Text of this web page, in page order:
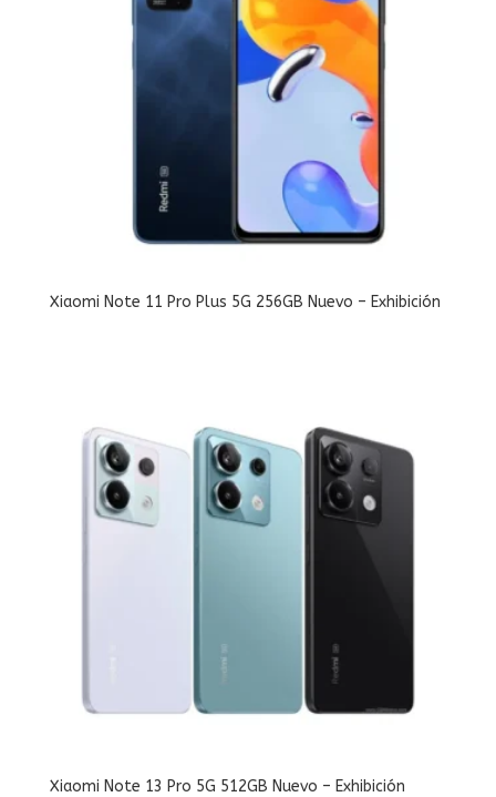
Xiaomi Note 11 Pro Plus 5G 256GB Nuevo – Exhibición
Xiaomi Note 13 Pro 5G 512GB Nuevo – Exhibición